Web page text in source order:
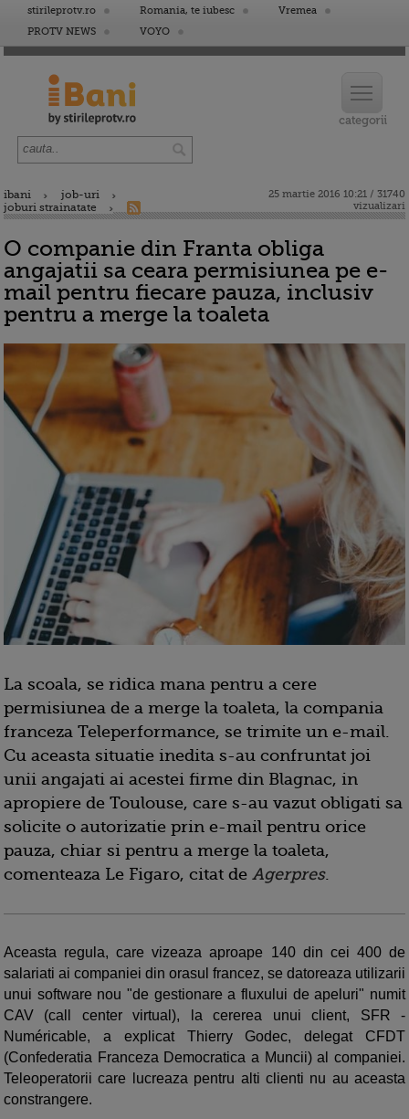
stirileprotv.ro Romania, te iubesc
Vremea
PROTV NEWS
VOYO
ibani
job-uri
joburi strainatate
25 martie 2016 10:21 / 31740
vizualizari
O companie din Franta obliga
angajatii sa ceara permisiunea pe e-
mail pentru fiecare pauza, inclusiv
pentru a merge la toaleta
La scoala, se ridica mana pentru a cere
permisiunea de a merge la toaleta, la compania
franceza Teleperformance, se trimite un e-mail.
Cu aceasta situatie inedita s-au confruntat joi
unii angajati ai acestei firme din Blagnac, in
apropiere de Toulouse, care s-au vazut obligati sa
solicite o autorizatie prin e-mail pentru orice
pauza, chiar si pentru a merge la toaleta,
comenteaza Le Figaro, citat de Agerpres.
Aceasta regula, care vizeaza aproape 140 din cei 400 de
salariati ai companiei din orasul francez, se datoreaza utilizarii
unui software nou "de gestionare a fluxului de apeluri" numit
CAV (call center virtual), la cererea unui client, SFR -
Numéricable, a explicat Thierry Godec, delegat CFDT
(Confederatia Franceza Democratica a Muncii) al companiei.
Teleoperatorii care lucreaza pentru alti clienti nu au aceasta
constrangere.